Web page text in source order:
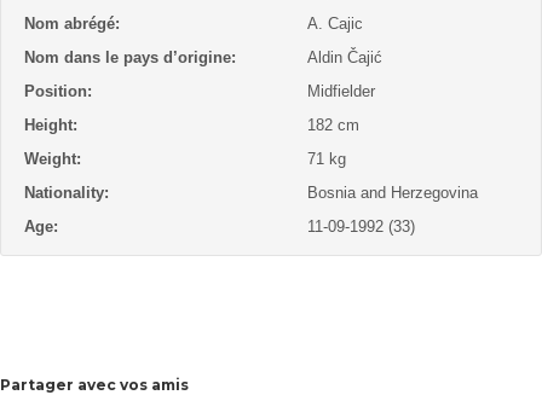
Nom abrégé:
A. Cajic
Nom dans le pays d’origine:
Aldin Čajić
Position:
Midfielder
Height:
182 cm
Weight:
71 kg
Nationality:
Bosnia and Herzegovina
Age:
11-09-1992 (33)
Partager avec vos amis